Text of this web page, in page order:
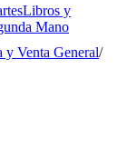
Libros y
Mano
y Venta General/